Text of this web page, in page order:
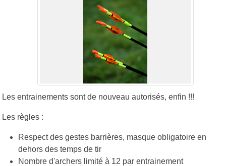
Les entrainements sont de nouveau autorisés, enfin !!!
Les règles :
Respect des gestes barrières, masque obligatoire en
dehors des temps de tir
Nombre d'archers limité à 12 par entrainement